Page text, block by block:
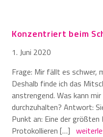
Konzentriert beim
1. Juni 2020
Frage: Mir fällt es schwer,
Deshalb finde ich das
anstrengend. Was kann
durchzuhalten? Antwort:
Punkt an: Eine der
Protokollieren […]